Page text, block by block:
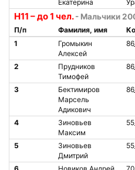
Екатерина
H11 – до 1 чел. - Мальчики
П/п Фамилия, имя
1
Громыкин
Алексей
2
Прудников
Тимофей
3
Бектимиров
Марсель
Адикович
4
Зиновьев
Максим
5
Зиновьев
Дмитрий